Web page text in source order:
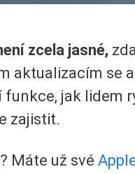
zcela jasné,
aktualizacím se
funkce, jak lidem
zajistit.
Máte už své